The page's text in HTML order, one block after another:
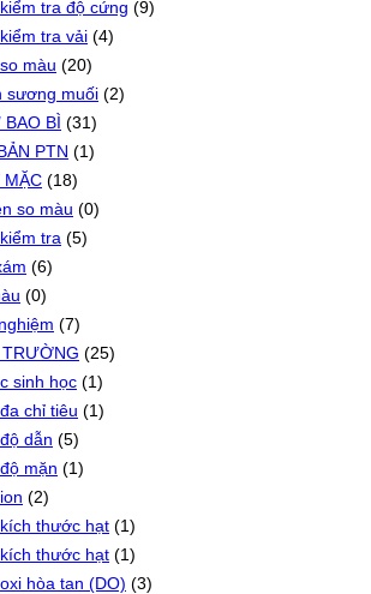
tra độ cứng (9)
tra vải (4)
màu (20)
sương muối (2)
BÌ (31)
PTN (1)
MẶC (18)
so màu (0)
tra (5)
(6)
(0)
(7)
(25)
sinh học (1)
chỉ tiêu (1)
dẫn (5)
mặn (1)
(2)
thước hạt (1)
thước hạt (1)
hòa tan (DO) (3)